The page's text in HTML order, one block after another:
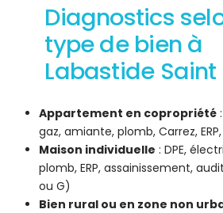
Diagnostics
type de bien à
Labastide
Appartement en copropriété
gaz, amiante, plomb, Carrez,
Maison individuelle : DPE,
plomb, ERP, assainissement,
ou G)
Bien rural ou en zone non